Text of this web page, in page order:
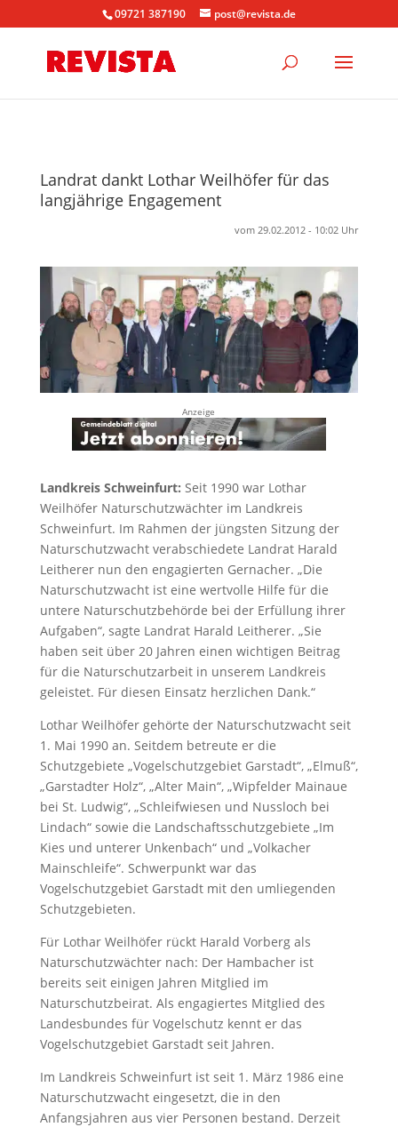
09721 387190 post@revista.de
Landrat dankt Lothar Weilhöfer für das
langjährige Engagement
vom 29.02.2012 - 10:02 Uhr
Anzeige
Landkreis Schweinfurt: Seit 1990 war Lothar
Weilhöfer Naturschutzwächter im Landkreis
Schweinfurt. Im Rahmen der jüngsten Sitzung der
Naturschutzwacht verabschiedete Landrat Harald
Leitherer nun den engagierten Gernacher. „Die
Naturschutzwacht ist eine wertvolle Hilfe für die
untere Naturschutzbehörde bei der Erfüllung ihrer
Aufgaben“, sagte Landrat Harald Leitherer. „Sie
haben seit über 20 Jahren einen wichtigen Beitrag
für die Naturschutzarbeit in unserem Landkreis
geleistet. Für diesen Einsatz herzlichen Dank.“
Lothar Weilhöfer gehörte der Naturschutzwacht seit
1. Mai 1990 an. Seitdem betreute er die
Schutzgebiete „Vogelschutzgebiet Garstadt“, „Elmuß“,
„Garstadter Holz“, „Alter Main“, „Wipfelder Mainaue
bei St. Ludwig“, „Schleifwiesen und Nussloch bei
Lindach“ sowie die Landschaftsschutzgebiete „Im
Kies und unterer Unkenbach“ und „Volkacher
Mainschleife“. Schwerpunkt war das
Vogelschutzgebiet Garstadt mit den umliegenden
Schutzgebieten.
Für Lothar Weilhöfer rückt Harald Vorberg als
Naturschutzwächter nach: Der Hambacher ist
bereits seit einigen Jahren Mitglied im
Naturschutzbeirat. Als engagiertes Mitglied des
Landesbundes für Vogelschutz kennt er das
Vogelschutzgebiet Garstadt seit Jahren.
Im Landkreis Schweinfurt ist seit 1. März 1986 eine
Naturschutzwacht eingesetzt, die in den
Anfangsjahren aus vier Personen bestand. Derzeit